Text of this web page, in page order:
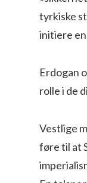
tyrkiske
initiere
Erdogan
rolle i de
Vestlige
føre til at